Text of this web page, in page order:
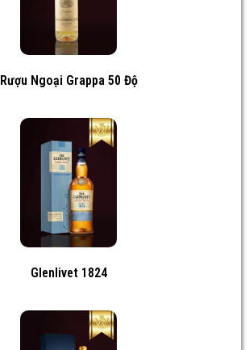
Rượu Ngoại Grappa 50 Độ
Glenlivet 1824